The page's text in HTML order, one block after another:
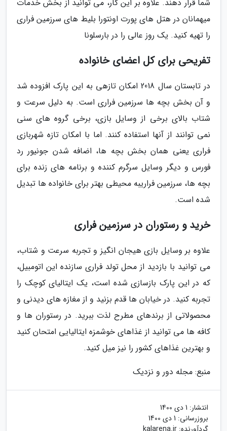
شما قرار دهند. علاوه بر این کار، می توانید از بخش خدمات
میهمانان در هتل های پورت اونتورا بلیط های سرزمین فراری
را تهیه کنید. یک روز عالی را در بارسلونا
تفریحی برای کل اعضای خانواده
در تابستان سال 2018 امکان تازهی به این پارک افزوده شد
و آن بخش بچه ها سرزمین فراری است. به دلیل سرعت و
شتاب بالای برخی از وسایل بازی، برخی گروه های سنی
نمی توانند از آنها استفاده کنند. اما با امکان تازه شهربازی
فراری یعنی همان بخش بچه ها، اضافه شدن جونیور رد
فورس و دیگر وسایل سرگرم کننده و برنامه های زنده برای
بچه ها، سرزمین فراریبه محیطی بهتر برای خانواده ها تبدیل
شده است.
خرید و رستوران در سرزمین فراری
علاوه بر وسایل بازی هیجان انگیز و تجربه سرعت و شتاب،
می توانید با بازدید از محل تولد فراری سازنده این اتومبیل،
که در این پارک بازسازی شده است، یک ایتالیای کوچک را
تجربه کنید. در خیابان ها قدم بزنید و از مغازه های دیدنی و
محصولاتی از برندهای مطرح لذت ببرید. در رستوران ها و
کافه ها می توانید از غذاهای خوشمزه ایتالیایی امتحان کنید
و بهترین غذاهای کشور را نیز میل کنید.
منبع: مجله دور و نزدیک
انتشار: 1 دی 1400
بروزرسانی: 1 دی 1400